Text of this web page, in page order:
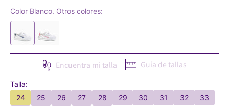
Color Blanco. Otros colores:
Encuentra mi talla Guía de tallas
Talla:
24
25 26 27 28 29 30 31 32
33